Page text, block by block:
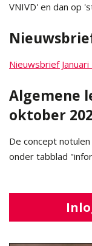
VNIVD' en dan op
Nieuwsbrief
Algemene
oktober
De concept
onder tabblad